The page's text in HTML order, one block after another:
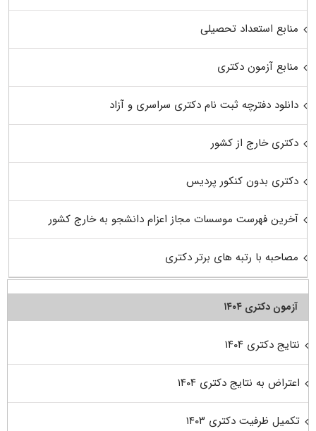
منابع استعداد تحصیلی
منابع آزمون دکتری
دانلود دفترچه ثبت نام دکتری سراسری و آزاد
دکتری خارج از کشور
دکتری بدون کنکور پردیس
آخرین فهرست موسسات مجاز اعزام دانشجو به خارج کشور
مصاحبه با رتبه های برتر دکتری
آزمون دکتری ۱۴۰۴
نتایج دکتری ۱۴۰۴
اعتراض به نتایج دکتری ۱۴۰۴
تکمیل ظرفیت دکتری ۱۴۰۳